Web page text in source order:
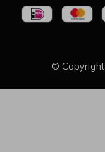
© Copyright